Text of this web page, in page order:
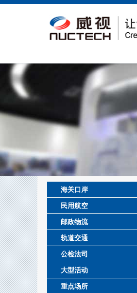
海关口岸
民用航空
邮政物流
轨道交通
公检法司
大型活动
重点场所